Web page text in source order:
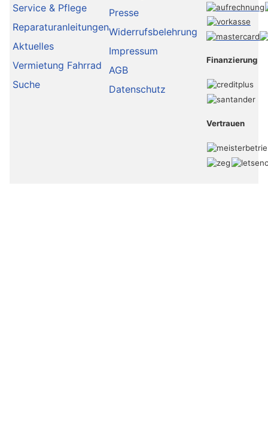
Service & Pflege
Reparaturanleitungen
Aktuelles
Vermietung Fahrrad
Suche
Presse
Widerrufsbelehrung
Impressum
AGB
Datenschutz
Finanzierung
Vertrauen